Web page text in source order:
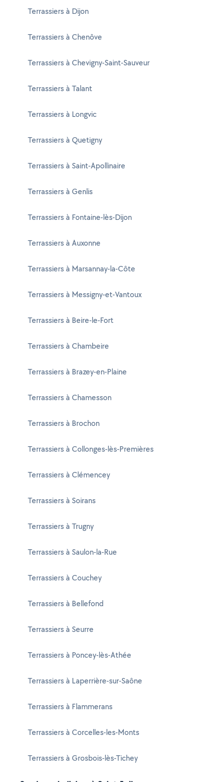
Terrassiers à Dijon
Terrassiers à Chenôve
Terrassiers à Chevigny-Saint-Sauveur
Terrassiers à Talant
Terrassiers à Longvic
Terrassiers à Quetigny
Terrassiers à Saint-Apollinaire
Terrassiers à Genlis
Terrassiers à Fontaine-lès-Dijon
Terrassiers à Auxonne
Terrassiers à Marsannay-la-Côte
Terrassiers à Messigny-et-Vantoux
Terrassiers à Beire-le-Fort
Terrassiers à Chambeire
Terrassiers à Brazey-en-Plaine
Terrassiers à Chamesson
Terrassiers à Brochon
Terrassiers à Collonges-lès-Premières
Terrassiers à Clémencey
Terrassiers à Soirans
Terrassiers à Trugny
Terrassiers à Saulon-la-Rue
Terrassiers à Couchey
Terrassiers à Bellefond
Terrassiers à Seurre
Terrassiers à Poncey-lès-Athée
Terrassiers à Laperrière-sur-Saône
Terrassiers à Flammerans
Terrassiers à Corcelles-les-Monts
Terrassiers à Grosbois-lès-Tichey